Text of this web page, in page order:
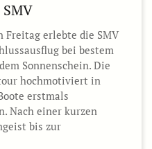
Freitag erlebte die SMV
bei bestem
Sonnenschein. Die
hochmotiviert in
erstmals
Nach einer kurzen
bis zur